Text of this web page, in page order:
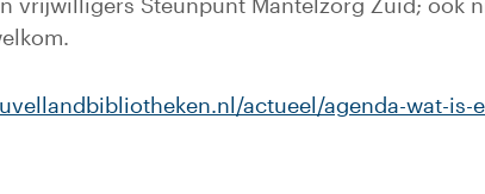
actueel/agenda-wat-